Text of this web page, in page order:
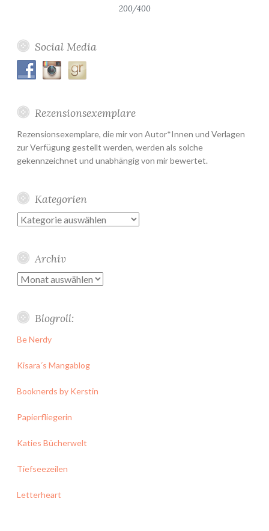
200/400
Social Media
Rezensionsexemplare
Rezensionsexemplare, die mir von Autor*Innen und Verlagen
zur Verfügung gestellt werden, werden als solche
gekennzeichnet und unabhängig von mir bewertet.
Kategorien
Kategorien
Archiv
Archiv
Blogroll:
Be Nerdy
Kisara´s Mangablog
Booknerds by Kerstin
Papierfliegerin
Katies Bücherwelt
Tiefseezeilen
Letterheart